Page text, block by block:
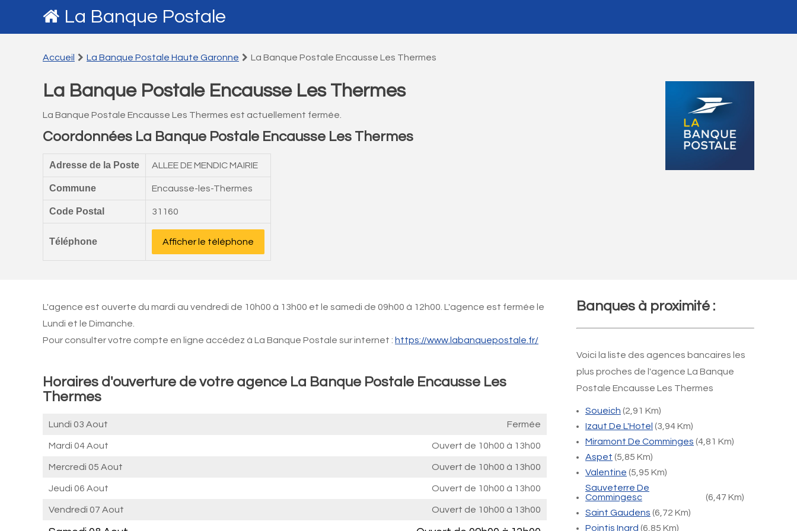
La Banque Postale
Accueil La Banque Postale Haute Garonne La Banque Postale Encausse Les Thermes
La Banque Postale Encausse Les Thermes
La Banque Postale Encausse Les Thermes est actuellement fermée.
Coordonnées La Banque Postale Encausse Les Thermes
Adresse de la Poste ALLEE DE MENDIC MAIRIE
Commune Encausse-les-Thermes
Code Postal 31160
Téléphone Afficher le téléphone
L'agence est ouverte du mardi au vendredi de 10h00 à 13h00 et le samedi de 09h00 à 12h00. L'agence est fermée le
Lundi et le Dimanche.
Pour consulter votre compte en ligne accédez à La Banque Postale sur internet : https://www.labanquepostale.fr/
Horaires d'ouverture de votre agence La Banque Postale Encausse Les
Thermes
Lundi 03 Aout Fermée
Mardi 04 Aout Ouvert de 10h00 à 13h00
Mercredi 05 Aout Ouvert de 10h00 à 13h00
Jeudi 06 Aout Ouvert de 10h00 à 13h00
Vendredi 07 Aout Ouvert de 10h00 à 13h00
Banques à proximité :
Voici la liste des agences bancaires les
plus proches de l'agence La Banque
Postale Encausse Les Thermes
Soueich (2,91 Km)
Izaut De L'Hotel (3,94 Km)
Miramont De Comminges (4,81 Km)
Aspet (5,85 Km)
Valentine (5,95 Km)
Sauveterre De
Commingesc
(6,47 Km)
Saint Gaudens (6,72 Km)
Pointis Inard (6,85 Km)